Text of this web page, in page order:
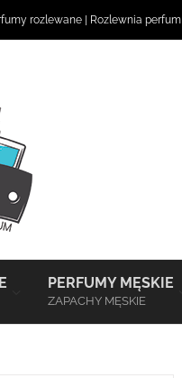
rozlewane Rozlewnia perfum
PERFUMY MĘSKIE
ZAPACHY MĘSKIE